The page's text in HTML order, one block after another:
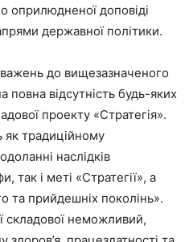
оприлюдненої доповіді
державної політики.
до вищезазначеного
повна відсутність будь-яких
проекту «Стратегія».
традиційному
наслідків
так і меті «Стратегії», а
та прийдешніх поколінь».
складової неможливий,